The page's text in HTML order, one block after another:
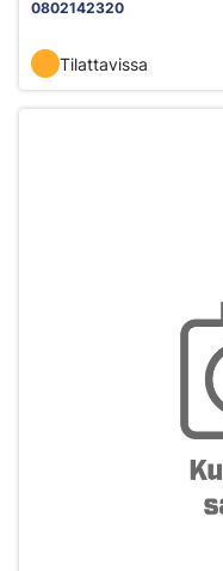
0802142320
Tilattavissa